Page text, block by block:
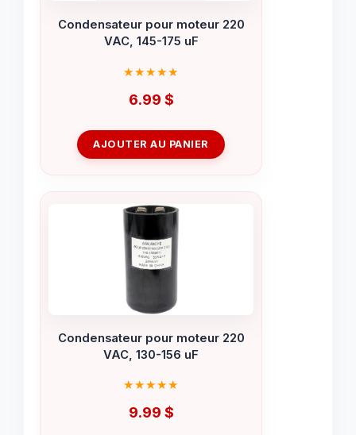
Condensateur pour moteur 220
VAC, 145-175 uF
6.99 $
AJOUTER AU PANIER
Condensateur pour moteur 220
VAC, 130-156 uF
9.99 $